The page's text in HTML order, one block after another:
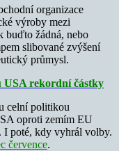
organizace
výroby mezi
buďto žádná, nebo
slibované zvýšení
průmysl.
USA rekordní částky
celní politikou
oproti zemím EU
I poté, kdy vyhrál volby.
července.